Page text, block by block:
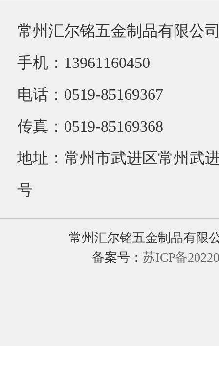
常州汇尔铭五金制品有限公
手机：13961160450
电话：0519-85169367
传真：0519-85169368
地址：常州市武进区常州武
号
常州汇尔铭五金制品有
备案号： 苏ICP备